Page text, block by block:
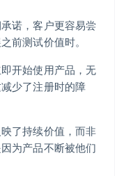
诺，客户更容易尝
前测试价值时。
开始使用产品，无
少了注册时的障
了持续价值，而非
为产品不断被他们